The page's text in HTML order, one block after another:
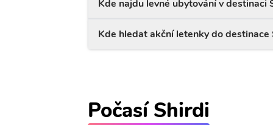
Kde najdu levné ubytování v destinaci
Kde hledat akční letenky do destinace
Počasí Shirdi